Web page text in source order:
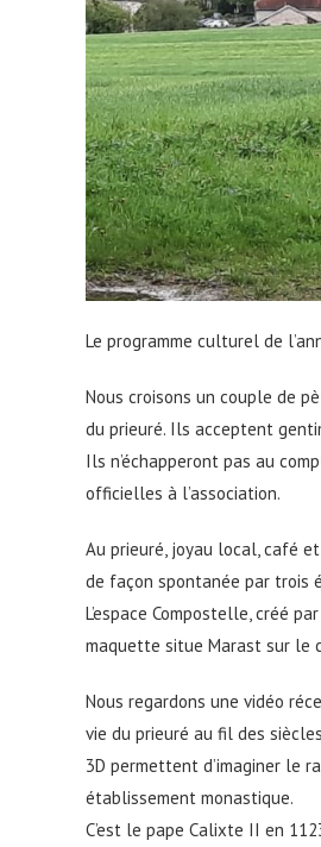
Le programme culturel de
Nous croisons un couple de
du prieuré. Ils acceptent
Ils n’échapperont pas au
officielles à l’association.
Au prieuré, joyau local, café
de façon spontanée par trois
L’espace Compostelle, créé
maquette situe Marast sur le
Nous regardons une vidéo
vie du prieuré au fil des
3D permettent d’imaginer le
établissement monastique.
C’est le pape Calixte II en